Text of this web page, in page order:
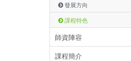
發展方向
課程特色
師資陣容
課程簡介